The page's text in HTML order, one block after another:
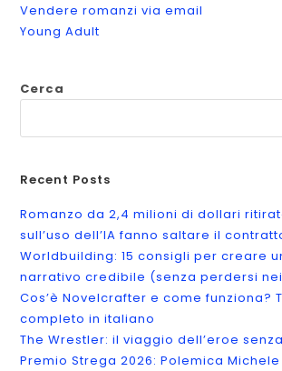
Vendere romanzi via email
Young Adult
Cerca
Recent Posts
Romanzo da 2,4 milioni di dollari
sull’uso dell’IA fanno saltare il
Worldbuilding: 15 consigli per creare
narrativo credibile (senza perdersi
Cos’è Novelcrafter e come funziona?
completo in italiano
The Wrestler: il viaggio dell’eroe
Premio Strega 2026: Polemica